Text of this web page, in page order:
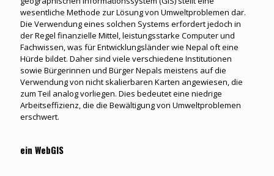
wesentliche Methode zur Lösung von Umweltproblemen dar.
Die Verwendung eines solchen Systems erfordert jedoch in
der Regel finanzielle Mittel, leistungsstarke Computer und
Fachwissen, was für Entwicklungsländer wie Nepal oft eine
Hürde bildet. Daher sind viele verschiedene Institutionen
sowie Bürgerinnen und Bürger Nepals meistens auf die
Verwendung von nicht skalierbaren Karten angewiesen, die
zum Teil analog vorliegen. Dies bedeutet eine niedrige
Arbeitseffizienz, die die Bewältigung von Umweltproblemen
erschwert.
ein WebGIS